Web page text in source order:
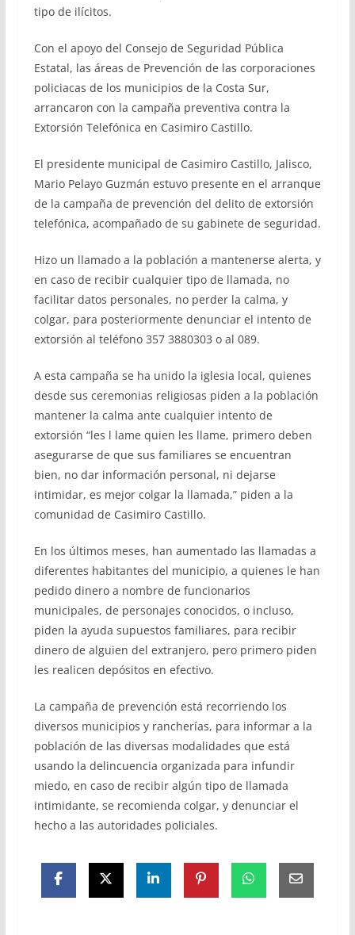
tipo de ilícitos.
Con el apoyo del Consejo de Seguridad Pública
Estatal, las áreas de Prevención de las corporaciones
policiacas de los municipios de la Costa Sur,
arrancaron con la campaña preventiva contra la
Extorsión Telefónica en Casimiro Castillo.
El presidente municipal de Casimiro Castillo, Jalisco,
Mario Pelayo Guzmán estuvo presente en el arranque
de la campaña de prevención del delito de extorsión
telefónica, acompañado de su gabinete de seguridad.
Hizo un llamado a la población a mantenerse alerta, y
en caso de recibir cualquier tipo de llamada, no
facilitar datos personales, no perder la calma, y
colgar, para posteriormente denunciar el intento de
extorsión al teléfono 357 3880303 o al 089.
A esta campaña se ha unido la iglesia local, quienes
desde sus ceremonias religiosas piden a la población
mantener la calma ante cualquier intento de
extorsión “les l lame quien les llame, primero deben
asegurarse de que sus familiares se encuentran
bien, no dar información personal, ni dejarse
intimidar, es mejor colgar la llamada,” piden a la
comunidad de Casimiro Castillo.
En los últimos meses, han aumentado las llamadas a
diferentes habitantes del municipio, a quienes le han
pedido dinero a nombre de funcionarios
municipales, de personajes conocidos, o incluso,
piden la ayuda supuestos familiares, para recibir
dinero de alguien del extranjero, pero primero piden
les realicen depósitos en efectivo.
La campaña de prevención está recorriendo los
diversos municipios y rancherías, para informar a la
población de las diversas modalidades que está
usando la delincuencia organizada para infundir
miedo, en caso de recibir algún tipo de llamada
intimidante, se recomienda colgar, y denunciar el
hecho a las autoridades policiales.